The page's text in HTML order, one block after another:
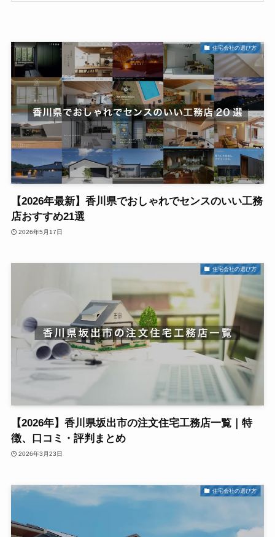
住宅会社の選び方
【2026年最新】香川県でおしゃれでセンスのいい工務
店おすすめ21選
2026年5月17日
住宅会社の選び方
【2026年】香川県坂出市の注文住宅工務店一覧｜特
徴、口コミ・評判まとめ
2026年3月23日
住宅会社の選び方